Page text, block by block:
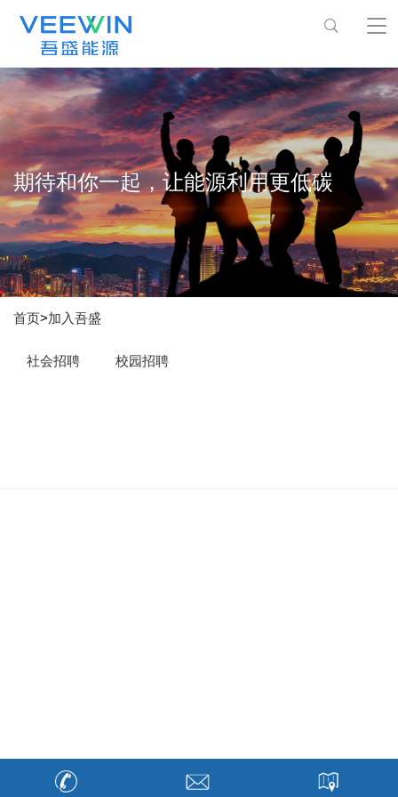
期待和你一起，让能源利用更低碳
首页>加入吾盛
社会招聘 校园招聘